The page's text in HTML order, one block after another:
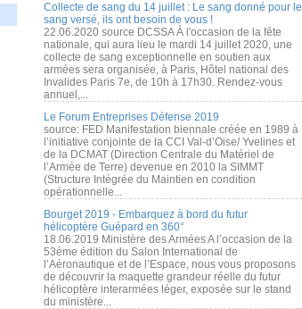
Collecte de sang du 14 juillet : Le sang donné pour le
sang versé, ils ont besoin de vous !
22.06.2020 source DCSSA À l'occasion de la fête
nationale, qui aura lieu le mardi 14 juillet 2020, une
collecte de sang exceptionnelle en soutien aux
armées sera organisée, à Paris, Hôtel national des
Invalides Paris 7e, de 10h à 17h30. Rendez-vous
annuel,...
Le Forum Entreprises Défense 2019
source: FED Manifestation biennale créée en 1989 à
l’initiative conjointe de la CCI Val-d’Oise/ Yvelines et
de la DCMAT (Direction Centrale du Matériel de
l’Armée de Terre) devenue en 2010 la SIMMT
(Structure Intégrée du Maintien en condition
opérationnelle...
Bourget 2019 - Embarquez à bord du futur
hélicoptère Guépard en 360°
18.06.2019 Ministère des Armées A l’occasion de la
53ème édition du Salon International de
l’Aéronautique et de l’Espace, nous vous proposons
de découvrir la maquette grandeur réelle du futur
hélicoptère interarmées léger, exposée sur le stand
du ministère...